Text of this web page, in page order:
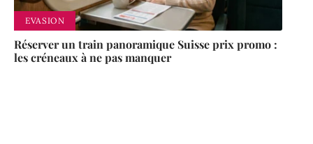
EVASION
Réserver un train panoramique Suisse prix promo :
les créneaux à ne pas manquer